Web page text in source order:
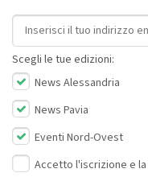
Indirizzo email
Scegli le tue edizioni:
News Alessandria
News Pavia
Eventi Nord-Ovest
Accetto l'iscrizione e la